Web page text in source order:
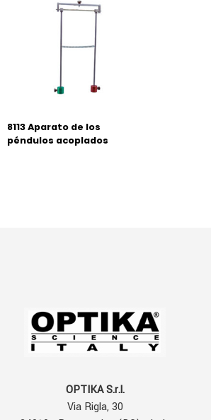
8113 Aparato de los
péndulos acoplados
OPTIKA S.r.l.
Via Rigla, 30